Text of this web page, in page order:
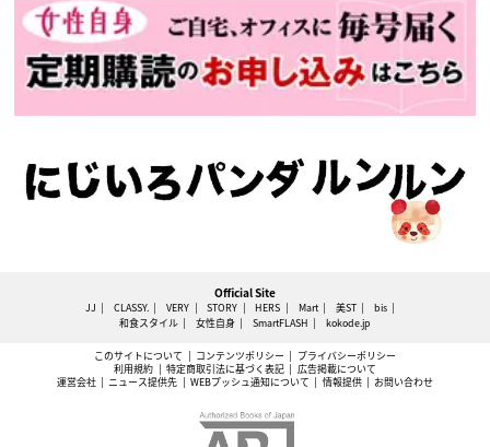
Official Site
JJ CLASSY. VERY STORY HERS Mart 美ST
bis
和食スタイル
女性自身 SmartFLASH kokode.jp
このサイトについて コンテンツポリシー
プライバシーポリシー
利用規約
特定商取引法に基づく表記
広告掲載について
運営会社
ニュース提供先 WEBプッシュ通知について 情報提供 お問い合わせ